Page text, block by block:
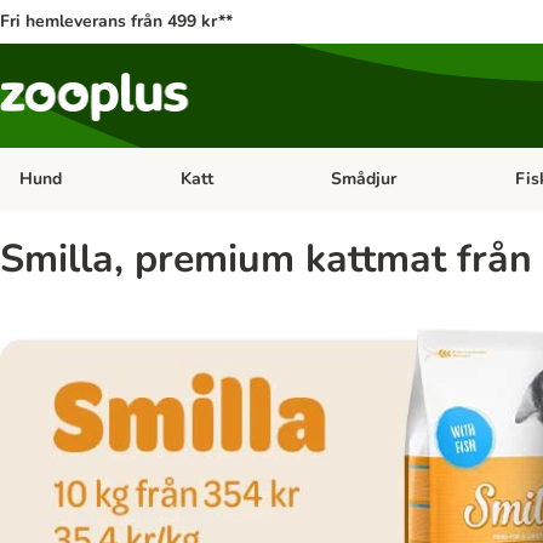
Fri hemleverans från 499 kr**
Hund Open category menu: Hund
Katt Open category menu: Katt
Smådjur
Smilla, premium kattmat